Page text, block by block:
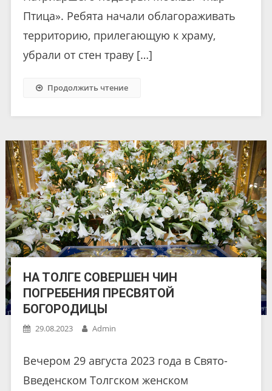
Птица». Ребята начали облагораживать
территорию, прилегающую к храму,
убрали от стен траву […]
Продолжить чтение
НА ТОЛГЕ СОВЕРШЕН ЧИН
ПОГРЕБЕНИЯ ПРЕСВЯТОЙ
БОГОРОДИЦЫ
29.08.2023 Admin
Вечером 29 августа 2023 года в Свято-
Введенском Толгском женском